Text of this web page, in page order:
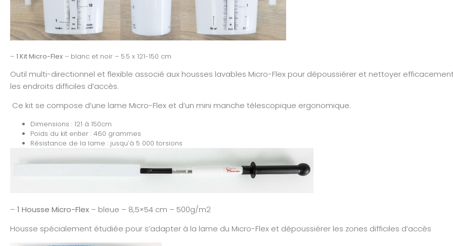
– 1 Kit Micro-Flex – blanc et noir – 5.5 x 121-150 cm
Outil multi-directionnel et flexible associé aux housses lavables Micro-Flex pour dépoussiérer et nettoyer
les endroits difficiles d’accès.
Ce kit se compose d’une lame Micro-Flex et d’un mini manche télescopique ergonomique.
Dimensions : 121 à 150cm
Poids du kit entier : 460 grammes
Résistance de la lame : jusqu’à 5 000 torsions
– 1 Housse Micro-Flex – bleue – 8,5×54 cm – 500g/m2
Housse spécialement étudiée pour s’adapter à la lame du Micro-Flex et dépoussiérer les zones difficiles d’accès